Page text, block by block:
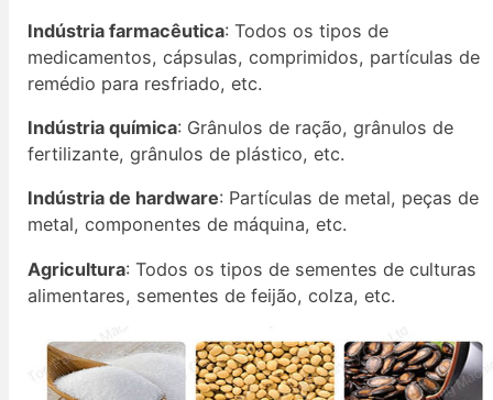
Indústria farmacêutica: Todos os tipos de
medicamentos, cápsulas, comprimidos, partículas de
remédio para resfriado, etc.
Indústria química: Grânulos de ração, grânulos de
fertilizante, grânulos de plástico, etc.
Indústria de hardware: Partículas de metal, peças de
metal, componentes de máquina, etc.
Agricultura: Todos os tipos de sementes de culturas
alimentares, sementes de feijão, colza, etc.